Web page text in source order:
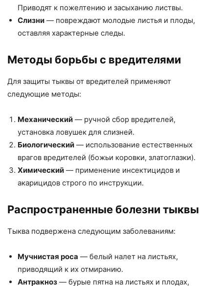
Приводят к пожелтению и засыханию листвы.
Слизни — повреждают молодые листья и плоды,
оставляя характерные следы.
Методы борьбы с вредителями
Для защиты тыквы от вредителей применяют
следующие методы:
Механический — ручной сбор вредителей,
установка ловушек для слизней.
Биологический — использование естественных
врагов вредителей (божьи коровки, златоглазки).
Химический — применение инсектицидов и
акарицидов строго по инструкции.
Распространенные болезни тыквы
Тыква подвержена следующим заболеваниям:
Мучнистая роса — белый налет на листьях,
приводящий к их отмиранию.
Антракноз — бурые пятна на листьях и плодах,